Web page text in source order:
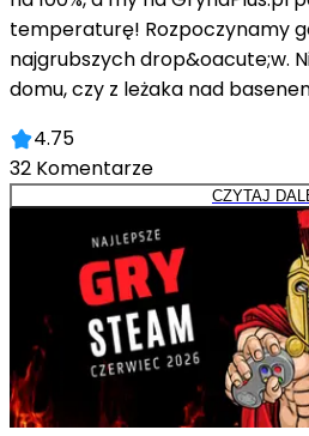
temperaturę! Rozpoczynamy
najgrubszych drop&oacute;w.
domu, czy z leżaka nad
4.75
32 Komentarze
CZYTAJ